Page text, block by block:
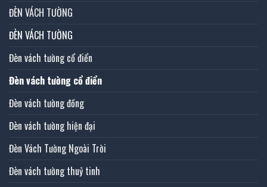
ĐÈN VÁCH TƯỜNG
ĐÈN VÁCH TƯỜNG
Đèn vách tường cổ điển
Đèn vách tường cổ điển
Đèn vách tường đồng
Đèn vách tường hiện đại
Đèn Vách Tường Ngoài Trời
Đèn vách tường thuỷ tinh